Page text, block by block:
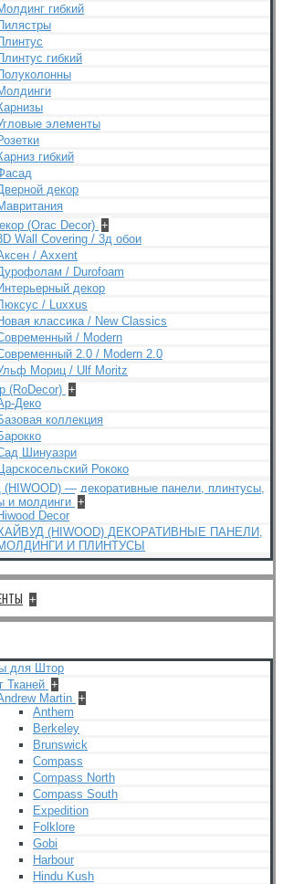
гибкий
гибкий
элементы
гибкий
декор
(Orac Decor) +
Wall Covering / 3д обои
/ Axxent
/ Durofoam
декор
/ Luxxus
классика / New Classics
/ Modern
2.0 / Modern 2.0
Мориц / Ulf Moritz
(RoDecor) +
Деко
коллекция
Шинуазри
Рококо
(HIWOOD) — декоративные панели, плинтусы,
и молдинги +
Decor
(HIWOOD) ДЕКОРАТИВНЫЕ ПАНЕЛИ,
И ПЛИНТУСЫ
+
для Штор
Тканей +
Martin +
Anthem
Berkeley
Brunswick
Compass
Compass North
Compass South
Expedition
Folklore
Gobi
Harbour
Hindu Kush